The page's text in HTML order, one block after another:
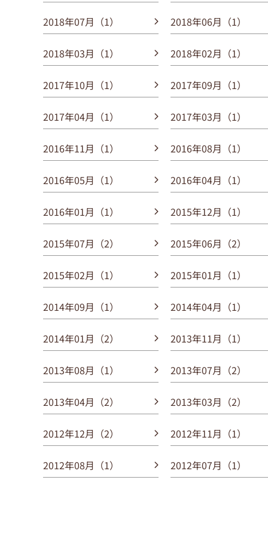
2018年07月（1） 2018年06月（1）
2018年03月（1） 2018年02月（1）
2017年10月（1） 2017年09月（1）
2017年04月（1） 2017年03月（1）
2016年11月（1） 2016年08月（1）
2016年05月（1） 2016年04月（1）
2016年01月（1） 2015年12月（1）
2015年07月（2） 2015年06月（2）
2015年02月（1） 2015年01月（1）
2014年09月（1） 2014年04月（1）
2014年01月（2） 2013年11月（1）
2013年08月（1） 2013年07月（2）
2013年04月（2） 2013年03月（2）
2012年12月（2） 2012年11月（1）
2012年08月（1） 2012年07月（1）